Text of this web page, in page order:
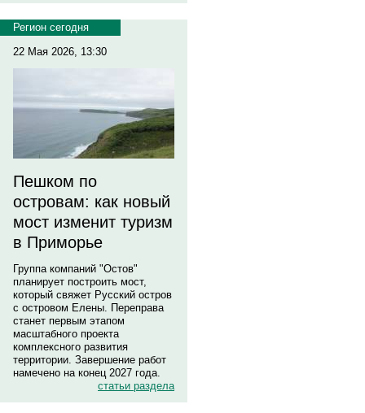
Регион сегодня
22 Мая 2026, 13:30
Пешком по
островам: как новый
мост изменит туризм
в Приморье
Группа компаний "Остов"
планирует построить мост,
который свяжет Русский остров
с островом Елены. Переправа
станет первым этапом
масштабного проекта
комплексного развития
территории. Завершение работ
намечено на конец 2027 года.
статьи раздела